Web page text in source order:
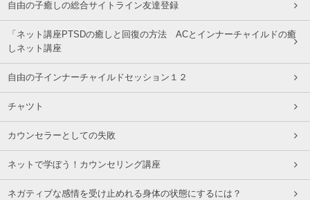
自由の子癒しの総合サイトライン友達登録
「ネット講座PTSDの癒しと回復の方法 ACとインナーチャイルドの癒
しネット講座
自由の子インナーチャイルドセッション１２
チャツト
カウンセラーとしての失敗
ネットで学ぼう！カウンセリング講座
ネガティブな感情を受け止めれる身体の状態にするには？